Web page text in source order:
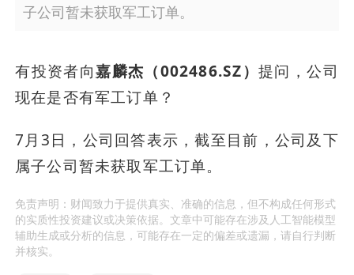
子公司暂未获取军工订单。
有投资者向嘉麟杰（002486.SZ）提问，公司
现在是否有军工订单？
7月3日，公司回答表示，截至目前，公司及下
属子公司暂未获取军工订单。
免责声明：财闻致力于提供真实、准确的信息，但不构成任何形式
的实质性投资建议或决策依据。文章中可能存在涉及人工智能模型
辅助生成或分析的信息，可能存在一定的偏差或遗漏，请自行判断
并核实。